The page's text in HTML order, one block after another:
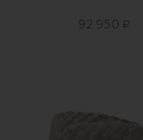
92 950 ₽